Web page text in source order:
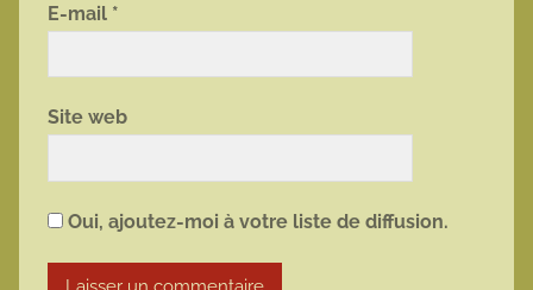
E-mail *
Site web
Oui, ajoutez-moi à votre liste de diffusion.